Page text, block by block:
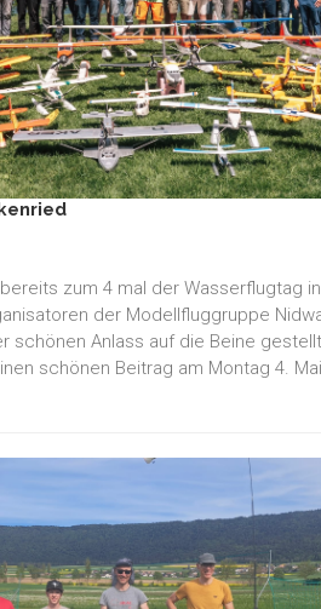
zum 4 mal der Wasserflugtag in
der Modellfluggruppe
schönen Anlass auf die Beine
schönen Beitrag am Montag 4.